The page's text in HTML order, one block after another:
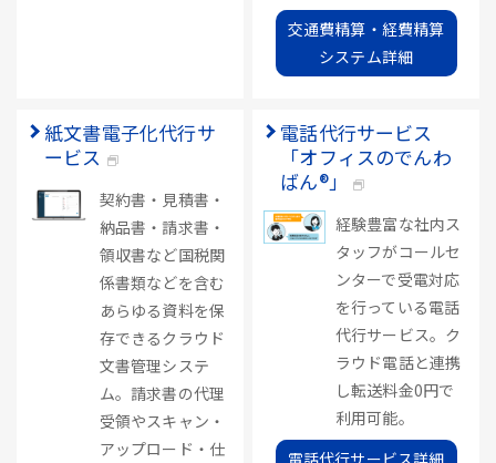
交通費精算・経費精算
システム詳細
紙文書電子化代行サ
ービス
契約書・見積書・
納品書・請求書・
領収書など国税関
係書類などを含む
あらゆる資料を保
存できるクラウド
文書管理システ
ム。請求書の代理
受領やスキャン・
アップロード・仕
電話代行サービス
「オフィスのでんわ
ばん®」
経験豊富な社内ス
タッフがコールセ
ンターで受電対応
を行っている電話
代行サービス。ク
ラウド電話と連携
し転送料金0円で
利用可能。
電話代行サービス詳細